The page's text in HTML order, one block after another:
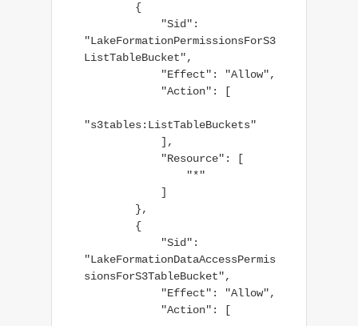
"LakeFormationPermissionsForS3
ListTableBucket",
"s3tables:ListTableBuckets"
"LakeFormationDataAccessPermis
sionsForS3TableBucket",